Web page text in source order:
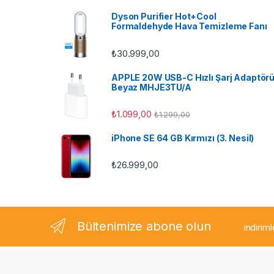
l
Dyson Purifier Hot+Cool
Formaldehyde Hava Temizleme Fanı
₺30.999,00
APPLE 20W USB-C Hızlı Şarj Adaptörü
Beyaz MHJE3TU/A
₺1.099,00 ₺1.299,00
iPhone SE 64 GB Kırmızı (3. Nesil)
₺26.999,00
Bültenimize abone olun